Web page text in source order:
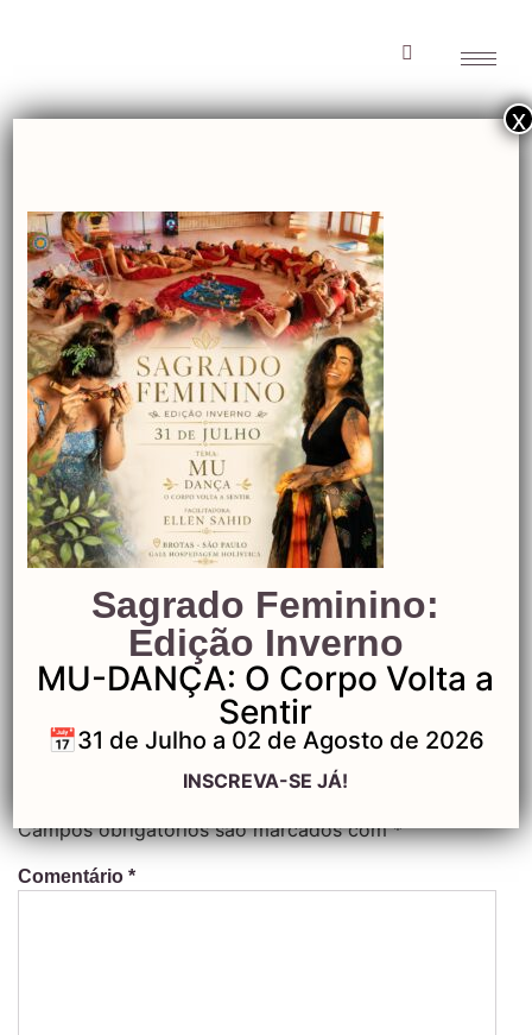
WhatsApp Image
2024-03-05 at
12.33.37
WhatsApp Image
2024-03-05 at
12.33.37
Deixe um comentário
Campos obrigatórios são marcados com*
Comentário *
Sagrado Feminino:
Edição Inverno
MU-DANÇA: O Corpo Volta a
Sentir
📅31 de Julho a 02 de Agosto de 2026
INSCREVA-SE JÁ!
x